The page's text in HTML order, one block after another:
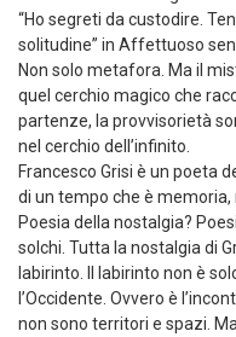
“Ho segreti da custodire.
solitudine” in Affettuoso
Non solo metafora. Ma il
quel cerchio magico che
partenze, la provvisorietà
nel cerchio dell’infinito.
Francesco Grisi è un poeta
di un tempo che è memoria,
Poesia della nostalgia?
solchi. Tutta la nostalgia di
labirinto. Il labirinto non è
l’Occidente. Ovvero è
non sono territori e spazi.